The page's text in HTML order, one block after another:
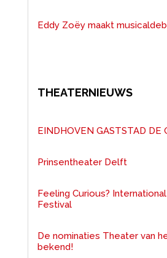
Eddy Zoëy maakt
THEATERNIEUWS
EINDHOVEN GASTSTAD DE
Prinsentheater Delft
Feeling Curious?
Festival
De nominaties Theater van
bekend!